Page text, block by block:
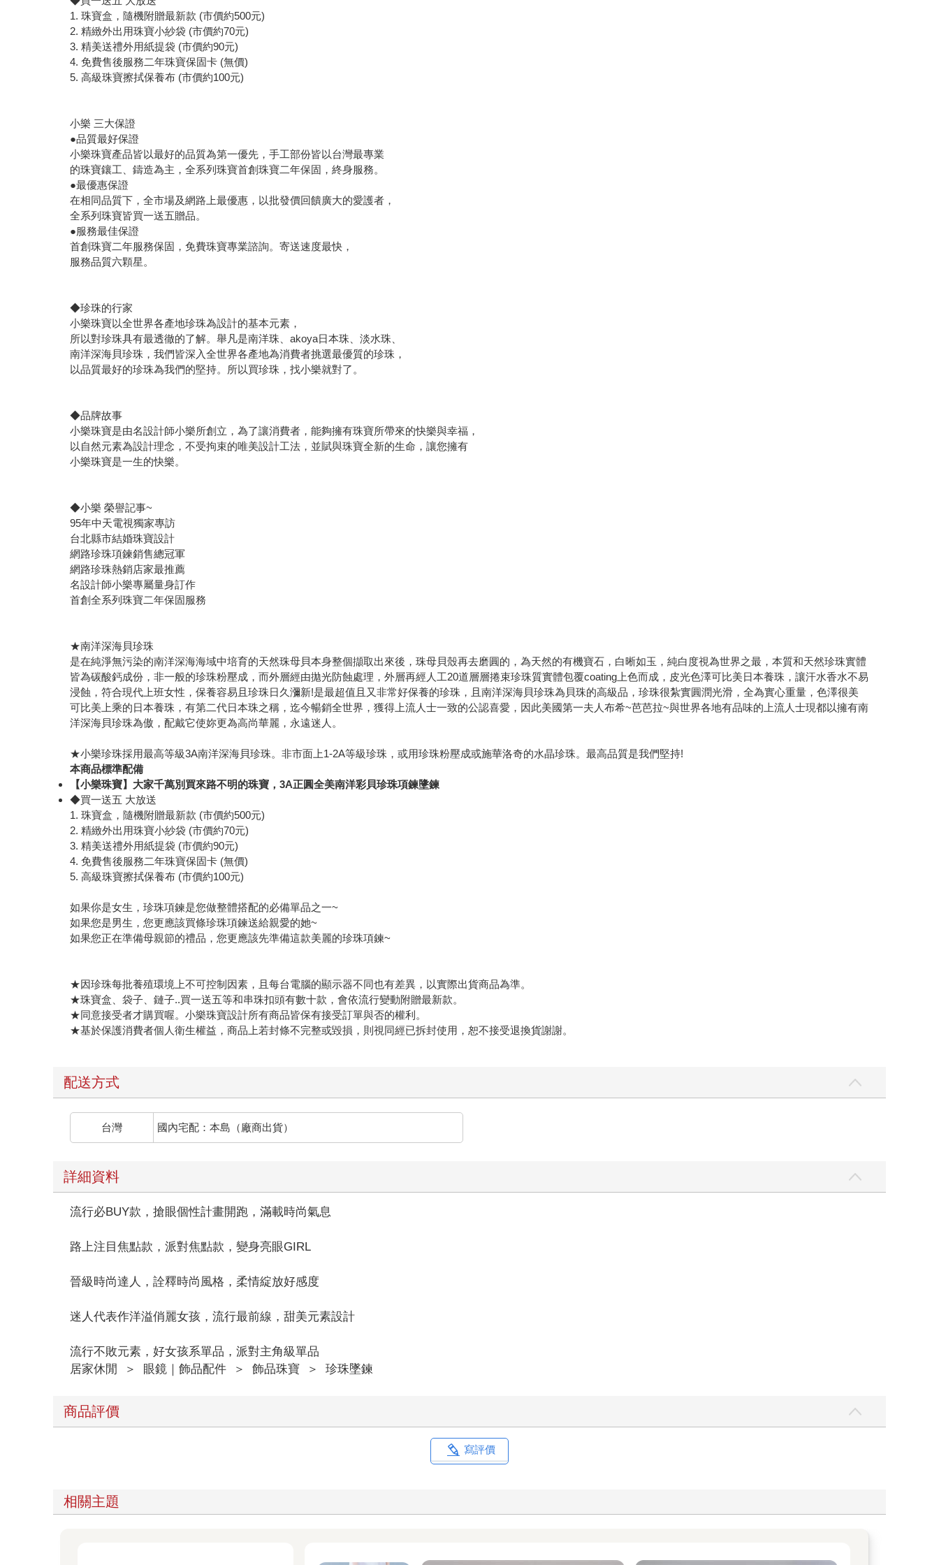
1. 珠寶盒，隨機附贈最新款 (市價約500元)
2. 精緻外出用珠寶小紗袋 (市價約70元)
3. 精美送禮外用紙提袋 (市價約90元)
4. 免費售後服務二年珠寶保固卡 (無價)
5. 高級珠寶擦拭保養布 (市價約100元)
小樂 三大保證
●品質最好保證
小樂珠寶產品皆以最好的品質為第一優先，手工部份皆以台灣最專業
的珠寶鑲工、鑄造為主，全系列珠寶首創珠寶二年保固，終身服務。
●最優惠保證
在相同品質下，全市場及網路上最優惠，以批發價回饋廣大的愛護者，
全系列珠寶皆買一送五贈品。
●服務最佳保證
首創珠寶二年服務保固，免費珠寶專業諮詢。寄送速度最快，
服務品質六顆星。
◆珍珠的行家
小樂珠寶以全世界各產地珍珠為設計的基本元素，
所以對珍珠具有最透徹的了解。舉凡是南洋珠、akoya日本珠、淡水珠、
南洋深海貝珍珠，我們皆深入全世界各產地為消費者挑選最優質的珍珠，
以品質最好的珍珠為我們的堅持。所以買珍珠，找小樂就對了。
◆品牌故事
小樂珠寶是由名設計師小樂所創立，為了讓消費者，能夠擁有珠寶所帶來的快樂與幸福，
以自然元素為設計理念，不受拘束的唯美設計工法，並賦與珠寶全新的生命，讓您擁有
小樂珠寶是一生的快樂。
◆小樂 榮譽記事~
95年中天電視獨家專訪
台北縣市結婚珠寶設計
網路珍珠項鍊銷售總冠軍
網路珍珠熱銷店家最推薦
名設計師小樂專屬量身訂作
首創全系列珠寶二年保固服務
★南洋深海貝珍珠
是在純淨無污染的南洋深海海域中培育的天然珠母貝本身整個擷取出來後，珠母貝殼再去磨圓的，為天然的有機寶石，白晰如玉，純白度視為世界之最，本質和天然珍珠實體
皆為碳酸鈣成份，非一般的珍珠粉壓成，而外層經由拋光防蝕處理，外層再經人工20道層層捲束珍珠質實體包覆coating上色而成，皮光色澤可比美日本養珠，讓汗水香水不易
浸蝕，符合現代上班女性，保養容易且珍珠日久瀰新!是最超值且又非常好保養的珍珠，且南洋深海貝珍珠為貝珠的高級品，珍珠很紮實圓潤光滑，全為實心重量，色澤很美
可比美上乘的日本養珠，有第二代日本珠之稱，迄今暢銷全世界，獲得上流人士一致的公認喜愛，因此美國第一夫人布希~芭芭拉~與世界各地有品味的上流人士現都以擁有南
洋深海貝珍珠為傲，配戴它使妳更為高尚華麗，永遠迷人。
★小樂珍珠採用最高等級3A南洋深海貝珍珠。非市面上1-2A等級珍珠，或用珍珠粉壓成或施華洛奇的水晶珍珠。最高品質是我們堅持!
本商品標準配備
【小樂珠寶】大家千萬別買來路不明的珠寶，3A正圓全美南洋彩貝珍珠項鍊墬鍊
◆買一送五 大放送
1. 珠寶盒，隨機附贈最新款 (市價約500元)
2. 精緻外出用珠寶小紗袋 (市價約70元)
3. 精美送禮外用紙提袋 (市價約90元)
4. 免費售後服務二年珠寶保固卡 (無價)
5. 高級珠寶擦拭保養布 (市價約100元)
如果你是女生，珍珠項鍊是您做整體搭配的必備單品之一~
如果您是男生，您更應該買條珍珠項鍊送給親愛的她~
如果您正在準備母親節的禮品，您更應該先準備這款美麗的珍珠項鍊~
★因珍珠每批養殖環境上不可控制因素，且每台電腦的顯示器不同也有差異，以實際出貨商品為準。
★珠寶盒、袋子、鏈子..買一送五等和串珠扣頭有數十款，會依流行變動附贈最新款。
★同意接受者才購買喔。小樂珠寶設計所有商品皆保有接受訂單與否的權利。
★基於保護消費者個人衛生權益，商品上若封條不完整或毀損，則視同經已拆封使用，恕不接受退換貨謝謝。
配送方式
台灣 國內宅配：本島（廠商出貨）
詳細資料
流行必BUY款，搶眼個性計畫開跑，滿載時尚氣息
路上注目焦點款，派對焦點款，變身亮眼GIRL
晉級時尚達人，詮釋時尚風格，柔情綻放好感度
迷人代表作洋溢俏麗女孩，流行最前線，甜美元素設計
流行不敗元素，好女孩系單品，派對主角級單品
居家休閒
＞ 眼鏡｜飾品配件 ＞ 飾品珠寶 ＞ 珍珠墜鍊
商品評價
寫評價
相關主題